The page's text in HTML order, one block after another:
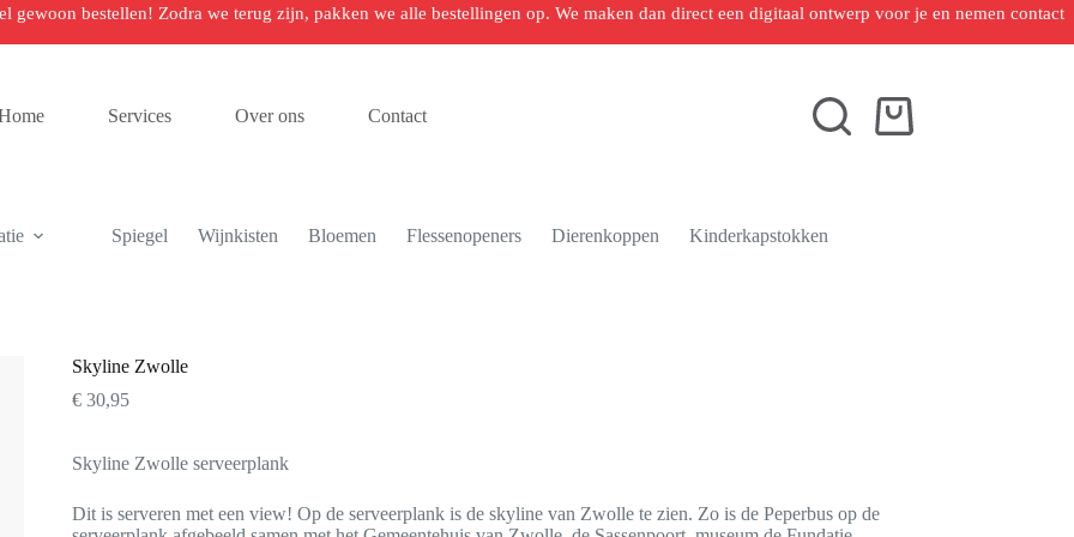
bestellen! Zodra we terug zijn, pakken we alle bestellingen op. We maken dan direct een digitaal ontwerp voor je en nemen contact
Services Over ons Contact Winkelwagen
Spiegel Wijnkisten Bloemen Flessenopeners Dierenkoppen Kinderkapstokken
Skyline Zwolle
€30,95
Skyline Zwolle serveerplank
Dit is serveren met een view! Op de serveerplank is de skyline van Zwolle te zien. Zo is de Peperbus op de